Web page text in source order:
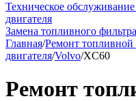
Техническое
двигателя
Замена топливного
Главная/Ремонт топливной
двигателя/Volvo/XC60
Ремонт